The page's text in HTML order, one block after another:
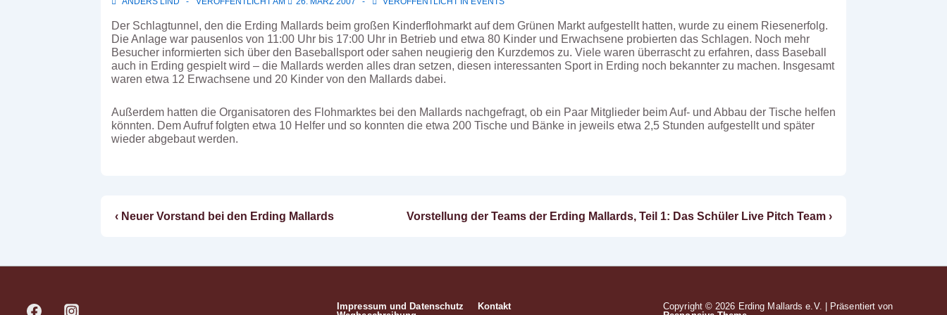
Der Schlagtunnel, den die Erding Mallards beim großen Kinderflohmarkt auf dem Grünen Markt aufgestellt hatten, wurde zu einem Riesenerfolg.
Die Anlage war pausenlos von 11:00 Uhr bis 17:00 Uhr in Betrieb und etwa 80 Kinder und Erwachsene probierten das Schlagen. Noch mehr
Besucher informierten sich über den Baseballsport oder sahen neugierig den Kurzdemos zu. Viele waren überrascht zu erfahren, dass Baseball
auch in Erding gespielt wird – die Mallards werden alles dran setzen, diesen interessanten Sport in Erding noch bekannter zu machen. Insgesamt
waren etwa 12 Erwachsene und 20 Kinder von den Mallards dabei.
Außerdem hatten die Organisatoren des Flohmarktes bei den Mallards nachgefragt, ob ein Paar Mitglieder beim Auf- und Abbau der Tische helfen
könnten. Dem Aufruf folgten etwa 10 Helfer und so konnten die etwa 200 Tische und Bänke in jeweils etwa 2,5 Stunden aufgestellt und später
wieder abgebaut werden.
Beitragsnavigation
Vorheriger
‹ Neuer Vorstand bei den Erding Mallards
Nächster
Vorstellung der Teams der Erding Mallards, Teil 1: Das Schüler Live Pitch Team ›
Impressum und Datenschutz
Kontakt
Copyright © 2026 Erding Mallards e.V.
| Präsentiert von